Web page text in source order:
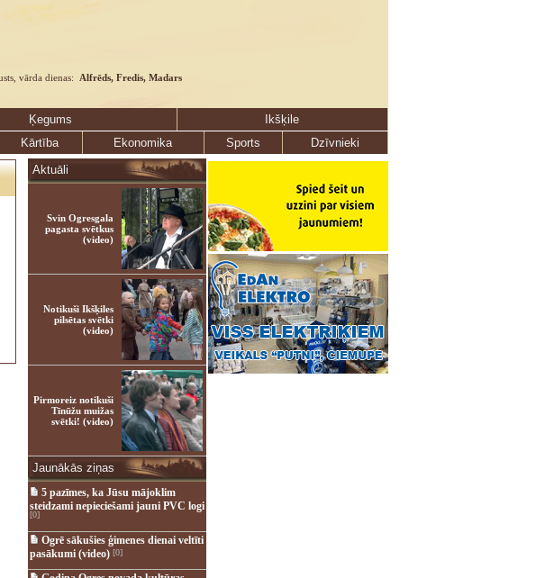
vārda dienas: Alfrēds, Fredis, Madars
Ķegums
Ikšķile
Kārtība Ekonomika Sports
Dzīvnieki
Aktuāli
Svin Ogresgala
pagasta svētkus
(video)
Notikuši Ikšķiles
pilsētas svētki
(video)
Pirmoreiz notikuši
Tīnūžu muižas
svētki! (video)
Jaunākās ziņas
5 pazīmes, ka Jūsu mājoklim
steidzami nepieciešami jauni PVC logi
[0]
Ogrē sākušies ģimenes dienai veltīti
pasākumi (video)[0]